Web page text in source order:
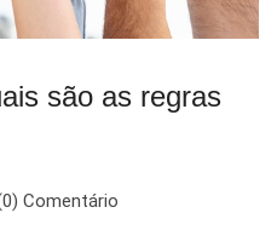
são as regras
Comentário